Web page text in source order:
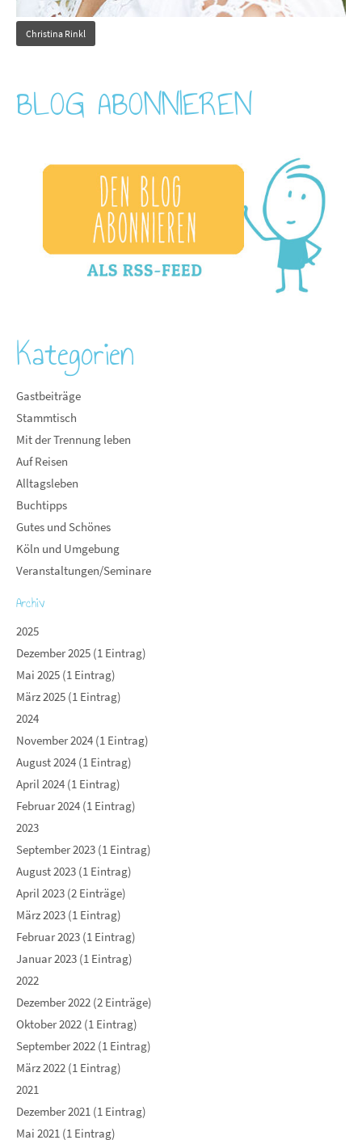
Christina Rinkl
BLOG ABONNIEREN
Kategorien
Gastbeiträge
Stammtisch
Mit der Trennung leben
Auf Reisen
Alltagsleben
Buchtipps
Gutes und Schönes
Köln und Umgebung
Veranstaltungen/Seminare
Archiv
2025
Dezember 2025 (1 Eintrag)
Mai 2025 (1 Eintrag)
März 2025 (1 Eintrag)
2024
November 2024 (1 Eintrag)
August 2024 (1 Eintrag)
April 2024 (1 Eintrag)
Februar 2024 (1 Eintrag)
2023
September 2023 (1 Eintrag)
August 2023 (1 Eintrag)
April 2023 (2 Einträge)
März 2023 (1 Eintrag)
Februar 2023 (1 Eintrag)
Januar 2023 (1 Eintrag)
2022
Dezember 2022 (2 Einträge)
Oktober 2022 (1 Eintrag)
September 2022 (1 Eintrag)
März 2022 (1 Eintrag)
2021
Dezember 2021 (1 Eintrag)
Mai 2021 (1 Eintrag)